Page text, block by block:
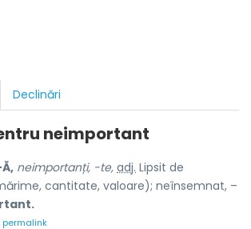
Declinări
neimportant
neimportanți, -te, adj. Lipsit de
cantitate, valoare); neînsemnat, –
permalink